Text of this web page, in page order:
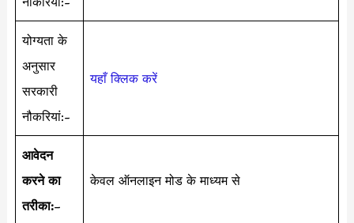
योग्यता के
अनुसार
सरकारी
नौकरियां:-
यहाँ क्लिक करें
आवेदन
करने का
तरीका:–
केवल ऑनलाइन मोड के माध्यम से